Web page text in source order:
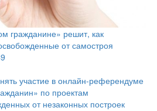
гражданине» решит, как
от самостроя
участие в онлайн-референдуме
по проектам
от незаконных построек